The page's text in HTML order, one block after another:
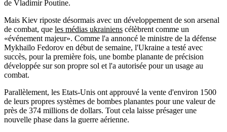
de Vladimir Poutine.
Mais Kiev riposte désormais avec un développement de son arsenal
de combat, que les médias ukrainiens célèbrent comme un
«événement majeur». Comme l'a annoncé le ministre de la défense
Mykhaïlo Fedorov en début de semaine, l'Ukraine a testé avec
succès, pour la première fois, une bombe planante de précision
développée sur son propre sol et l'a autorisée pour un usage au
combat.
Parallèlement, les Etats-Unis ont approuvé la vente d'environ 1500
de leurs propres systèmes de bombes planantes pour une valeur de
près de 374 millions de dollars. Tout cela laisse présager une
nouvelle phase dans la guerre aérienne.